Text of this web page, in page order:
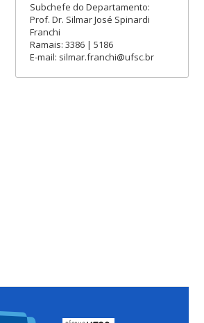
Subchefe do Departamento:
Prof. Dr. Silmar José Spinardi
Franchi
Ramais: 3386 | 5186
E-mail: silmar.franchi@ufsc.br